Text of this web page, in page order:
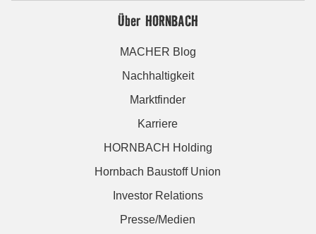
Über HORNBACH
MACHER Blog
Nachhaltigkeit
Marktfinder
Karriere
HORNBACH Holding
Hornbach Baustoff Union
Investor Relations
Presse/Medien